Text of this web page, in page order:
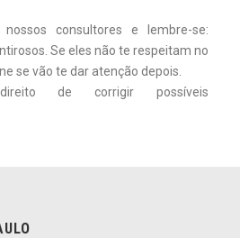
consultores e lembre-se:
Se eles não te respeitam no
se vão te dar atenção depois.
de corrigir possíveis